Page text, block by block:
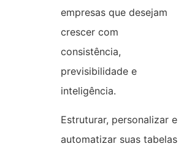
empresas que desejam
crescer com
consistência,
previsibilidade e
inteligência.
Estruturar, personalizar e
automatizar suas tabelas